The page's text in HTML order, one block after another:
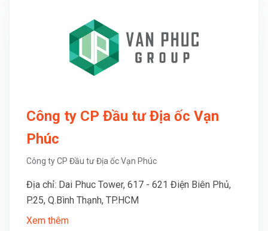
Công ty CP Đầu tư Địa ốc Vạn
Phúc
Công ty CP Đầu tư Địa ốc Vạn Phúc
Địa chỉ: Dai Phuc Tower, 617 - 621 Điện Biên Phủ,
P.25, Q.Bình Thạnh, TP.HCM
Xem thêm